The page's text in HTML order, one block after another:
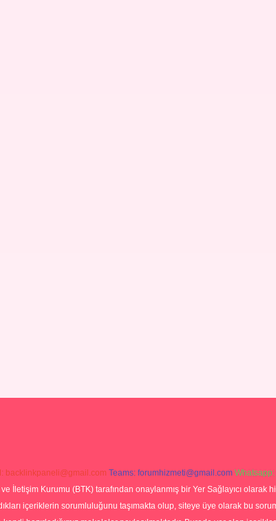
backlinkpaneli@gmail.com Teams: forumhizmeti@gmail.com
İletişim Kurumu (BTK) tarafından onaylanmış bir Yer Sağlayıcı
içeriklerin sorumluluğunu taşımakta olup, siteye üye olarak bu